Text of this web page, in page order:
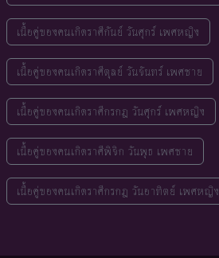
เนื้อคู่ของคนเกิดราศีกันย์ วันศุกร์ เพศหญิง
เนื้อคู่ของคนเกิดราศีตุลย์ วันจันทร์ เพศชาย
เนื้อคู่ของคนเกิดราศีกรกฎ วันศุกร์ เพศหญิง
เนื้อคู่ของคนเกิดราศีพิจิก วันพุธ เพศชาย
เนื้อคู่ของคนเกิดราศีกรกฎ วันอาทิตย์ เพศหญิง